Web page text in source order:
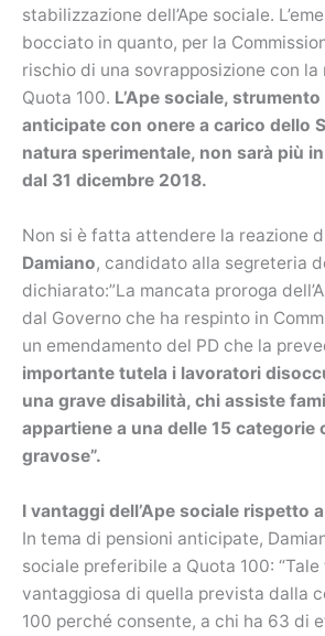
stabilizzazione dell’Ape sociale.
bocciato in quanto, per la
rischio di una sovrapposizione con la
Quota 100. L’Ape sociale,
anticipate con onere a carico dello
natura sperimentale, non sarà più
dal 31 dicembre 2018.
Non si è fatta attendere la reazione
Damiano, candidato alla segreteria
dichiarato:”La mancata proroga
dal Governo che ha respinto in
un emendamento del PD che la
importante tutela i lavoratori
una grave disabilità, chi assiste
appartiene a una delle 15 categorie
gravose”.
I vantaggi dell’Ape sociale rispetto
In tema di pensioni anticipate,
sociale preferibile a Quota 100:
vantaggiosa di quella prevista dalla
100 perché consente, a chi ha 63 di